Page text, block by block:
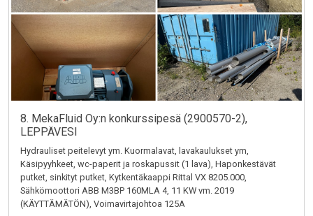
8. MekaFluid Oy:n konkurssipesä (2900570-2),
LEPPÄVESI
Hydrauliset peitelevyt ym. Kuormalavat, lavakaulukset ym,
Käsipyyhkeet, wc-paperit ja roskapussit (1 lava), Haponkestävät
putket, sinkityt putket, Kytkentäkaappi Rittal VX 8205.000,
Sähkömoottori ABB M3BP 160MLA 4, 11 KW vm. 2019
(KÄYTTÄMÄTÖN), Voimavirtajohtoa 125A